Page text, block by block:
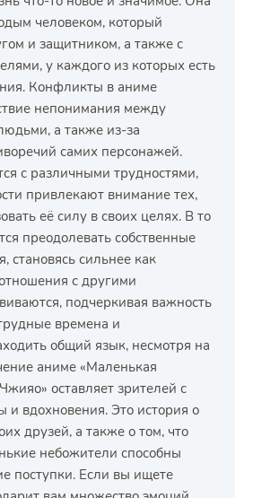
человеком, который
и защитником, а также с
у каждого из которых есть
Конфликты в аниме
непонимания между
а также из-за
самих персонажей.
с различными трудностями,
привлекают внимание тех,
её силу в своих целях. В то
преодолевать собственные
становясь сильнее как
с другими
подчеркивая важность
времена и
общий язык, несмотря на
аниме «Маленькая
оставляет зрителей с
и вдохновения. Это история о
друзей, а также о том, что
небожители способны
поступки. Если вы ищете